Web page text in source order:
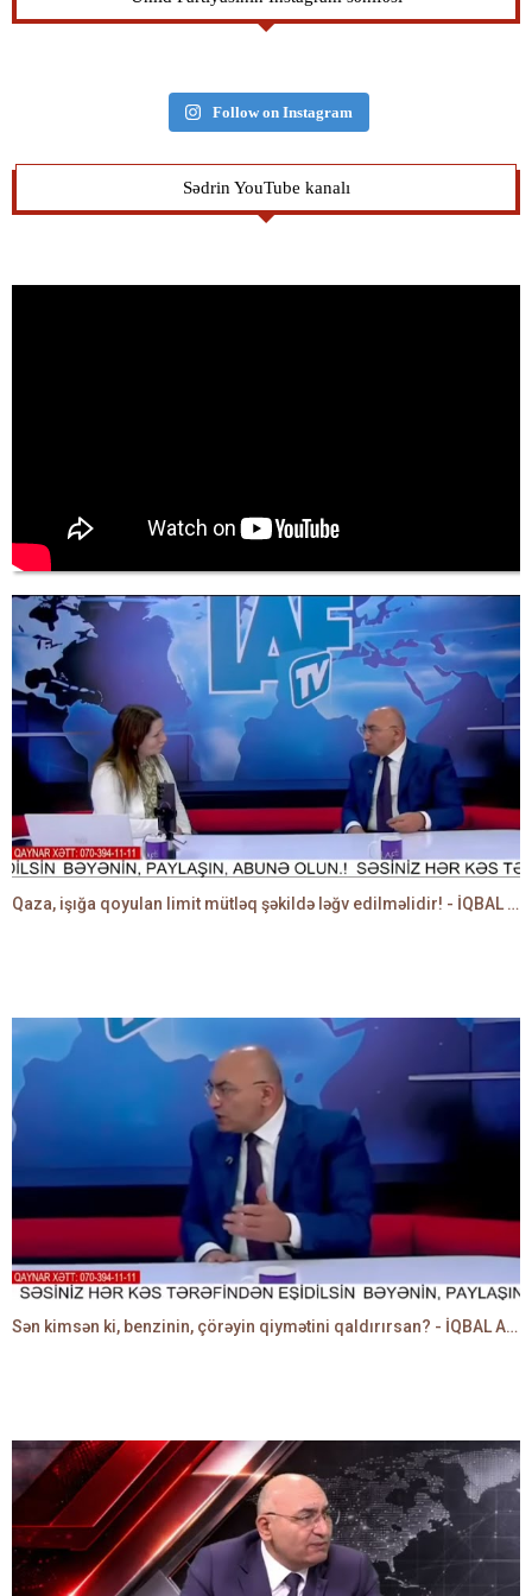
Follow on Instagram
Sədrin YouTube kanalı
Qaza, işığa qoyulan limit mütləq şəkildə ləğv edilməlidir! - İQBAL AĞAZADƏ
Sən kimsən ki, benzinin, çörəyin qiymətini qaldırırsan? - İQBAL AĞAZADƏ